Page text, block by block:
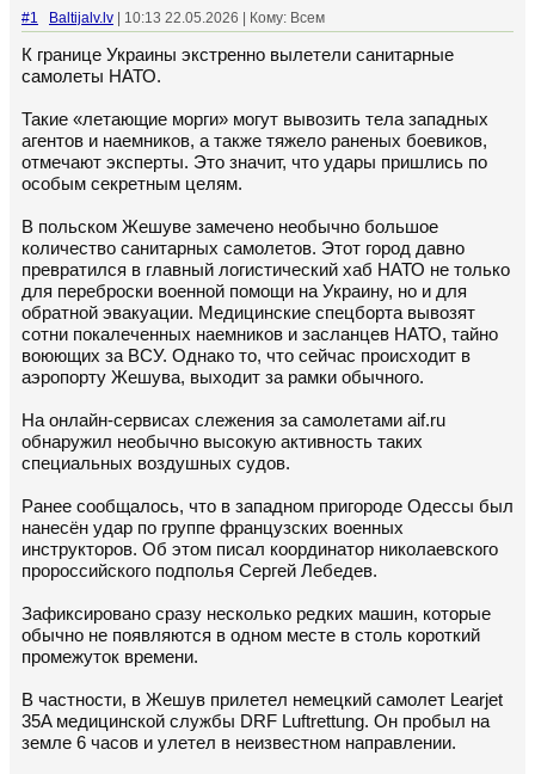
#1 Baltijalv.lv | 10:13 22.05.2026 | Кому: Всем
К границе Украины экстренно вылетели санитарные
самолеты НАТО.
Такие «летающие морги» могут вывозить тела западных
агентов и наемников, а также тяжело раненых боевиков,
отмечают эксперты. Это значит, что удары пришлись по
особым секретным целям.
В польском Жешуве замечено необычно большое
количество санитарных самолетов. Этот город давно
превратился в главный логистический хаб НАТО не только
для переброски военной помощи на Украину, но и для
обратной эвакуации. Медицинские спецборта вывозят
сотни покалеченных наемников и засланцев НАТО, тайно
воюющих за ВСУ. Однако то, что сейчас происходит в
аэропорту Жешува, выходит за рамки обычного.
На онлайн-сервисах слежения за самолетами aif.ru
обнаружил необычно высокую активность таких
специальных воздушных судов.
Ранее сообщалось, что в западном пригороде Одессы был
нанесён удар по группе французских военных
инструкторов. Об этом писал координатор николаевского
пророссийского подполья Сергей Лебедев.
Зафиксировано сразу несколько редких машин, которые
обычно не появляются в одном месте в столь короткий
промежуток времени.
В частности, в Жешув прилетел немецкий самолет Learjet
35A медицинской службы DRF Luftrettung. Он пробыл на
земле 6 часов и улетел в неизвестном направлении.